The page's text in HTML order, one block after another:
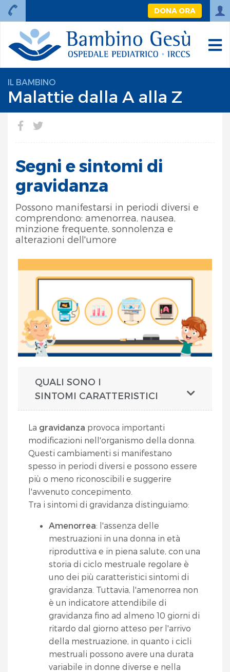
DONA ORA
IL BAMBINO
Malattie dalla A alla Z
Segni e sintomi di
gravidanza
Possono manifestarsi in periodi diversi e
comprendono: amenorrea, nausea,
minzione frequente, sonnolenza e
alterazioni dell'umore
QUALI SONO I
SINTOMI CARATTERISTICI
La gravidanza provoca importanti
modificazioni nell'organismo della donna.
Questi cambiamenti si manifestano
spesso in periodi diversi e possono essere
più o meno riconoscibili e suggerire
l'avvenuto concepimento.
Tra i sintomi di gravidanza distinguiamo:
Amenorrea: l'assenza delle
mestruazioni in una donna in età
riproduttiva e in piena salute, con una
storia di ciclo mestruale regolare è
uno dei più caratteristici sintomi di
gravidanza. Tuttavia, l'amenorrea non
è un indicatore attendibile di
gravidanza fino ad almeno 10 giorni di
ritardo dal giorno atteso per l'arrivo
della mestruazione, in quanto i cicli
mestruali possono avere una durata
variabile in donne diverse e nella